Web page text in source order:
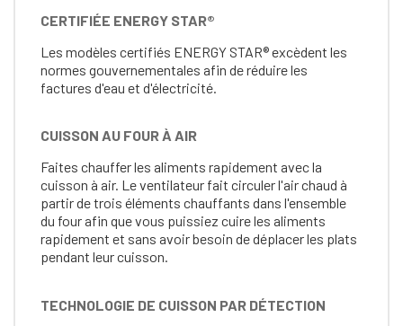
CERTIFIÉE ENERGY STAR®
Les modèles certifiés ENERGY STAR® excèdent les
normes gouvernementales afin de réduire les
factures d'eau et d'électricité.
CUISSON AU FOUR À AIR
Faites chauffer les aliments rapidement avec la
cuisson à air. Le ventilateur fait circuler l'air chaud à
partir de trois éléments chauffants dans l'ensemble
du four afin que vous puissiez cuire les aliments
rapidement et sans avoir besoin de déplacer les plats
pendant leur cuisson.
TECHNOLOGIE DE CUISSON PAR DÉTECTION